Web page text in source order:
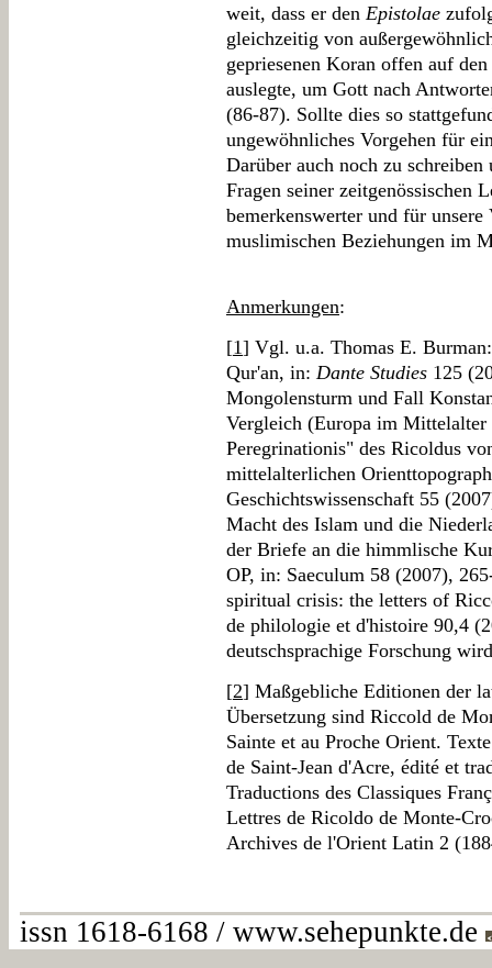
weit, dass er den Epistolae
gleichzeitig von
gepriesenen Koran offen auf
auslegte, um Gott nach
(86-87). Sollte dies so
ungewöhnliches Vorgehen für
Darüber auch noch zu
Fragen seiner zeitgenössischen
bemerkenswerter und für
muslimischen Beziehungen im
Anmerkungen:
[1] Vgl. u.a. Thomas E.
Qur'an, in: Dante Studies 125
Mongolensturm und Fall
Vergleich (Europa im
Peregrinationis" des Ricoldus
mittelalterlichen
Geschichtswissenschaft 55
Macht des Islam und die
der Briefe an die himmlische
OP, in: Saeculum 58 (2007),
spiritual crisis: the letters of
de philologie et d'histoire 90,4
deutschsprachige Forschung
[2] Maßgebliche Editionen der
Übersetzung sind Riccold de
Sainte et au Proche Orient.
de Saint-Jean d'Acre, édité et
Traductions des Classiques
Lettres de Ricoldo de Monte-
Archives de l'Orient Latin 2
issn 1618-6168 / www.sehepunkte.de